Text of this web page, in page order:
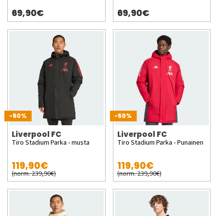
69,90€ 69,90€
-50%
Liverpool FC
Tiro Stadium Parka - musta
119,90€
(norm. 239,90€)
-50%
Liverpool FC
Tiro Stadium Parka - Punainen
119,90€
(norm. 239,90€)